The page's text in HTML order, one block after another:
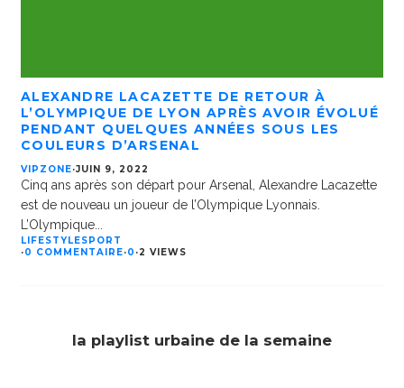
ALEXANDRE LACAZETTE DE RETOUR À
L’OLYMPIQUE DE LYON APRÈS AVOIR ÉVOLUÉ
PENDANT QUELQUES ANNÉES SOUS LES
COULEURS D’ARSENAL
VIPZONE·JUIN 9, 2022
Cinq ans après son départ pour Arsenal, Alexandre Lacazette
est de nouveau un joueur de l’Olympique Lyonnais.
L’Olympique...
LIFESTYLESPORT
·0 COMMENTAIRE·0 ·2 VIEWS
la playlist urbaine de la semaine